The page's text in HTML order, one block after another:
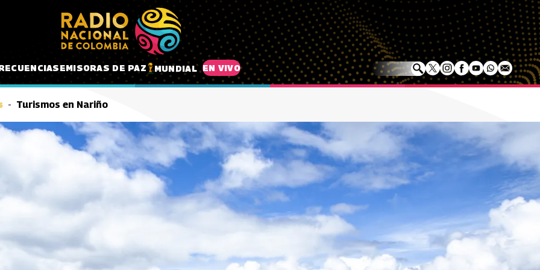
EMISORAS DE PAZ MUNDIAL EN VIVO
Turismos en Nariño